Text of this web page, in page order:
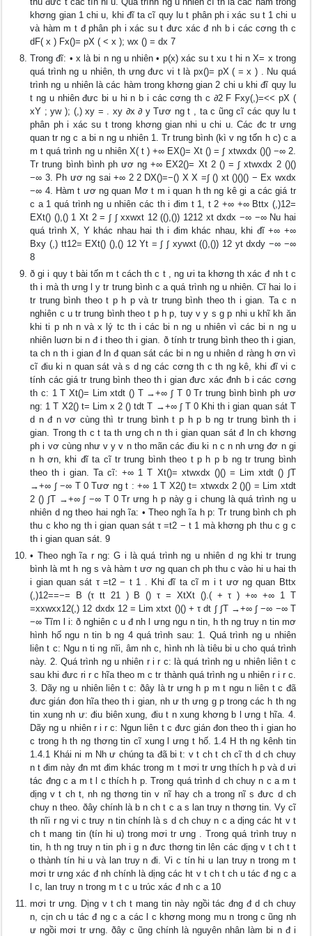
khơng gian 1 chi u, khi đĩ ta cĩ quy lu t phân ph i xác su t 1 chi u
và hàm m t đ phân ph i xác su t đưc xác đ nh b i các cơng th c
dF( x ) Fx()= pX ( < x ); wx () = dx 7
Trong đĩ: • x là bi n ng u nhiên • p(x) xác su t xu t hi n X= x trong
quá trình ng u nhiên, th ưng đưc vi t là px()= pX ( = x ) . Nu quá
trình ng u nhiên là các hàm trong khơng gian 2 chi u khi đĩ quy lu
t ng u nhiên đưc bi u hi n b i các cơng th c ∂2 F Fxy(,)=<< pX (
xY ; yw ); (,) xy = . xy ∂x ∂ y Tươ ng t , ta c ũng cĩ các quy lu t
phân ph i xác su t trong khơng gian nhi u chi u. Các đc tr ưng
quan tr ng c a bi n ng u nhiên 1. Tr trung bình (kì v ng tốn h c) c a
m t quá trình ng u nhiên X( t ) +∞ EX()= Xt () = ∫ xtwxdx ()() −∞ 2.
Tr trung bình bình ph ươ ng +∞ EX2()= Xt 2 () = ∫ xtwxdx 2 ()()
−∞ 3. Ph ươ ng sai +∞ 2 2 DX()=−() X X =∫ () xt ()()() − Ex wxdx
−∞ 4. Hàm t ươ ng quan Mơ t m i quan h th ng kê gi a các giá tr
c a 1 quá trình ng u nhiên các th i đim t 1, t 2 +∞ +∞ Bttx (,)12=
EXt() (),() 1 Xt 2 = ∫ ∫ xxwxt 12 ((),()) 1212 xt dxdx −∞ −∞ Nu hai
quá trình X, Y khác nhau hai th i đim khác nhau, khi đĩ +∞ +∞
Bxy (,) tt12= EXt() (),() 12 Yt = ∫ ∫ xywxt ((),()) 12 yt dxdy −∞ −∞
8
ð gi i quy t bài tốn m t cách th c t , ng ưi ta khơng th xác đ nh t c
th i mà th ưng l y tr trung bình c a quá trình ng u nhiên. Cĩ hai lo i
tr trung bình theo t p h p và tr trung bình theo th i gian. Ta c n
nghiên c u tr trung bình theo t p h p, tuy v y s g p nhi u khĩ kh ăn
khi ti p nh n và x lý tc th i các bi n ng u nhiên vì các bi n ng u
nhiên luơn bi n đ i theo th i gian. ð tính tr trung bình theo th i gian,
ta ch n th i gian đ ln đ quan sát các bi n ng u nhiên d ràng h ơn vì
cĩ điu ki n quan sát và s d ng các cơng th c th ng kê, khi đĩ vi c
tính các giá tr trung bình theo th i gian đưc xác đnh b i các cơng
th c: 1 T Xt()= Lim xtdt () T →+∞ ∫ T 0 Tr trung bình bình ph ươ
ng: 1 T X2() t= Lim x 2 () tdt T →+∞ ∫ T 0 Khi th i gian quan sát T
d n đ n vơ cùng thì tr trung bình t p h p b ng tr trung bình th i
gian. Trong th c t ta th ưng ch n th i gian quan sát đ ln ch khơng
ph i vơ cùng như v y v n tho mãn các điu ki n c n nh ưng đơ n gi
n h ơn, khi đĩ ta cĩ tr trung bình theo t p h p b ng tr trung bình
theo th i gian. Ta cĩ: +∞ 1 T Xt()= xtwxdx ()() = Lim xtdt () ∫T
→+∞ ∫ −∞ T 0 Tươ ng t : +∞ 1 T X2() t= xtwxdx 2 ()() = Lim xtdt
2 () ∫T →+∞ ∫ −∞ T 0 Tr ưng h p này g i chung là quá trình ng u
nhiên d ng theo hai ngh ĩa: • Theo ngh ĩa h p: Tr trung bình ch ph
thu c kho ng th i gian quan sát τ =t2 − t 1 mà khơng ph thu c g c
th i gian quan sát. 9
• Theo ngh ĩa r ng: G i là quá trình ng u nhiên d ng khi tr trung
bình là mt h ng s và hàm t ươ ng quan ch ph thu c vào hi u hai th
i gian quan sát τ =t2 − t 1 . Khi đĩ ta cĩ m i t ươ ng quan Bttx
(,)12==−= B (τ tt 21 ) B () τ = XtXt ().( + τ ) +∞ +∞ 1 T
=xxwxx12(,) 12 dxdx 12 = Lim xtxt ()() + τ dt ∫ ∫T →+∞ ∫ −∞ −∞ T
−∞ Tĩm l i: ð nghiên c u đ nh l ưng ngu n tin, h th ng truy n tin mơ
hình hố ngu n tin b ng 4 quá trình sau: 1. Quá trình ng u nhiên
liên t c: Ngu n ti ng nĩi, âm nh c, hình nh là tiêu bi u cho quá trình
này. 2. Quá trình ng u nhiên r i r c: là quá trình ng u nhiên liên t c
sau khi đưc ri r c hĩa theo m c tr thành quá trình ng u nhiên r i r c.
3. Dãy ng u nhiên liên t c: ðây là tr ưng h p m t ngu n liên t c đã
đưc gián đon hĩa theo th i gian, nh ư th ưng g p trong các h th ng
tin xung nh ư: điu biên xung, điu t n xung khơng b l ưng t hĩa. 4.
Dãy ng u nhiên r i r c: Ngun liên t c đưc gián đon theo th i gian ho
c trong h th ng thơng tin cĩ xung l ưng t hố. 1.4 H th ng kênh tin
1.4.1 Khái ni m Nh ư chúng ta đã bi t: v t ch t ch cĩ th d ch chuy
n t đim này đn mt đim khác trong m t mơi tr ưng thích h p và d ưi
tác đng c a m t l c thích h p. Trong quá trình d ch chuy n c a m t
dịng v t ch t, nh ng thơng tin v nĩ hay ch a trong nĩ s đưc d ch
chuy n theo. ðây chính là b n ch t c a s lan truy n thơng tin. Vy cĩ
th nĩi r ng vi c truy n tin chính là s d ch chuy n c a dịng các ht v t
ch t mang tin (tín hi u) trong mơi tr ưng . Trong quá trình truy n
tin, h th ng truy n tin ph i g n đưc thơng tin lên các dịng v t ch t t
o thành tín hi u và lan truy n đi. Vi c tín hi u lan truy n trong m t
mơi tr ưng xác đ nh chính là dịng các ht v t ch t ch u tác đ ng c a
l c, lan truy n trong m t c u trúc xác đ nh c a 10
mơi tr ưng. Dịng v t ch t mang tin này ngồi tác đng đ d ch chuy
n, cịn ch u tác đ ng c a các l c khơng mong mu n trong c ũng nh
ư ngồi mơi tr ưng. ðây c ũng chính là nguyên nhân làm bi n đ i